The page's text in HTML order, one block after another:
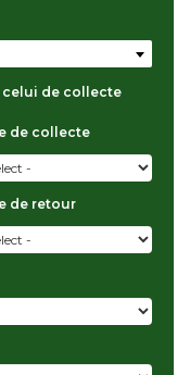
celui de collecte
de collecte
de retour